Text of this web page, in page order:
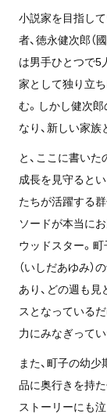
小説家を目指し
者、徳永健次郎（
は男手ひとつで5
家として独り立
む。しかし健次
なり、新しい家
と、ここに書い
成長を見守ると
たちが活躍する
ソードが本当に
ウッドスター。
（いしだあゆみ
あり、どの週も
スとなっている
力にみなぎってい
また、町子の幼
品に奥行きを持
ストーリーにも